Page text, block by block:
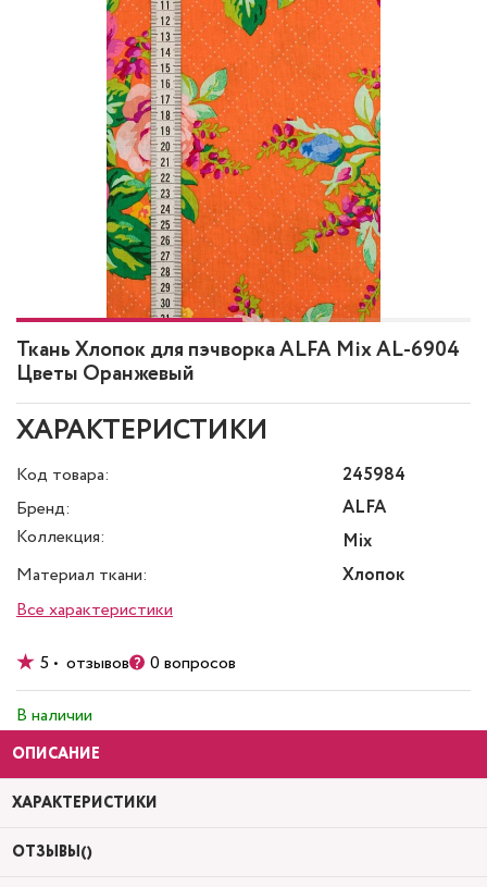
Ткань Хлопок для пэчворка ALFA Mix AL-6904
Цветы Оранжевый
ХАРАКТЕРИСТИКИ
Код товара:
245984
Бренд:
ALFA
Коллекция:
Mix
Материал ткани:
Хлопок
Все характеристики
5 • отзывов 0 вопросов
В наличии
ОПИСАНИЕ
ХАРАКТЕРИСТИКИ
ОТЗЫВЫ()